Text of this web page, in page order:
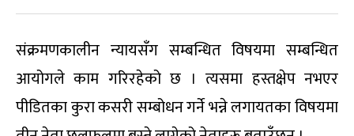
संक्रमणकालीन न्यायसँग सम्बन्धित विषयमा सम्बन्धित
आयोगले काम गरिरहेको छ । त्यसमा हस्तक्षेप नभएर
पीडितका कुरा कसरी सम्बोधन गर्ने भन्ने लगायतका विषयमा